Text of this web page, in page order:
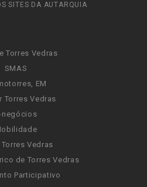
SITES DA AUTARQUIA
Torres Vedras
SMAS
EM
Torres Vedras
negócios
Vedras
de Torres Vedras
Participativo